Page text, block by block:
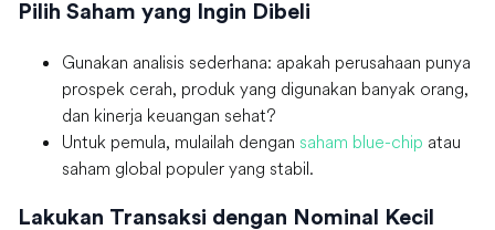
Pilih Saham yang Ingin Dibeli
Gunakan analisis sederhana: apakah perusahaan punya
prospek cerah, produk yang digunakan banyak orang,
dan kinerja keuangan sehat?
Untuk pemula, mulailah dengan saham blue-chip atau
saham global populer yang stabil.
Lakukan Transaksi dengan Nominal Kecil